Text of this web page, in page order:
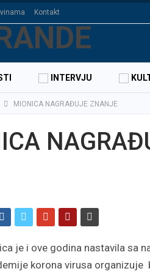
Kontakt
INTERVJU
MIONICA NAGRAĐUJE ZNANJE
je i ove godina nastavila sa
korona virusa